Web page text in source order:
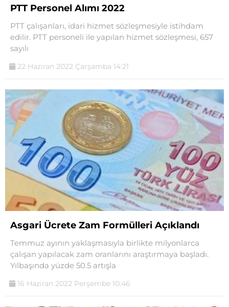
PTT Personel Alımı 2022
PTT çalışanları, idari hizmet sözleşmesiyle istihdam
edilir. PTT personeli ile yapılan hizmet sözleşmesi, 657
sayılı
22 Haziran 2022 Çarşamba 14:21
Asgari Ücrete Zam Formülleri Açıklandı
Temmuz ayının yaklaşmasıyla birlikte milyonlarca
çalışan yapılacak zam oranlarını araştırmaya başladı.
Yılbaşında yüzde 50.5 artışla
16 Haziran 2022 Perşembe 10:46